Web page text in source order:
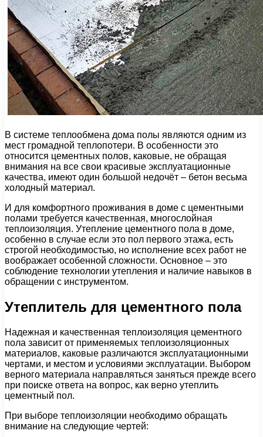
В системе теплообмена дома полы являются одним из
мест громадной теплопотери. В особенности это
относится цементных полов, каковые, не обращая
внимания на все свои красивые эксплуатационные
качества, имеют один большой недочёт – бетон весьма
холодный материал.
И для комфортного проживания в доме с цементными
полами требуется качественная, многослойная
теплоизоляция. Утепление цементного пола в доме,
особенно в случае если это пол первого этажа, есть
строгой необходимостью, но исполнение всех работ не
воображает особенной сложности. Основное – это
соблюдение технологии утепления и наличие навыков в
обращении с инструментом.
Утеплитель для цементного пола
Надежная и качественная теплоизоляция цементного
пола зависит от применяемых теплоизоляционных
материалов, каковые различаются эксплуатационными
чертами, и местом и условиями эксплуатации. Выбором
верного материала направляться заняться прежде всего
при поиске ответа на вопрос, как верно утеплить
цементный пол.
При выборе теплоизоляции необходимо обращать
внимание на следующие чертей: